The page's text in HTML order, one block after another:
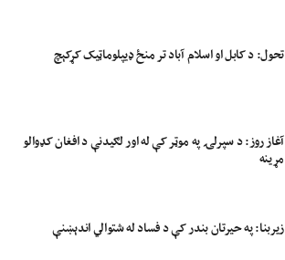
تحول: د کابل او اسلام آباد تر منځ ډیپلوماټیک کړکېچ
آغاز روز: د سپرلۍ په موټر کې له اور لګیدنې د افغان کډوالو
مړینه
زیربنا: په حیرتان بندر کې د فساد له شتوالي اندېښنې